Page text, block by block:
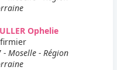
Ophelie
- Moselle - Région